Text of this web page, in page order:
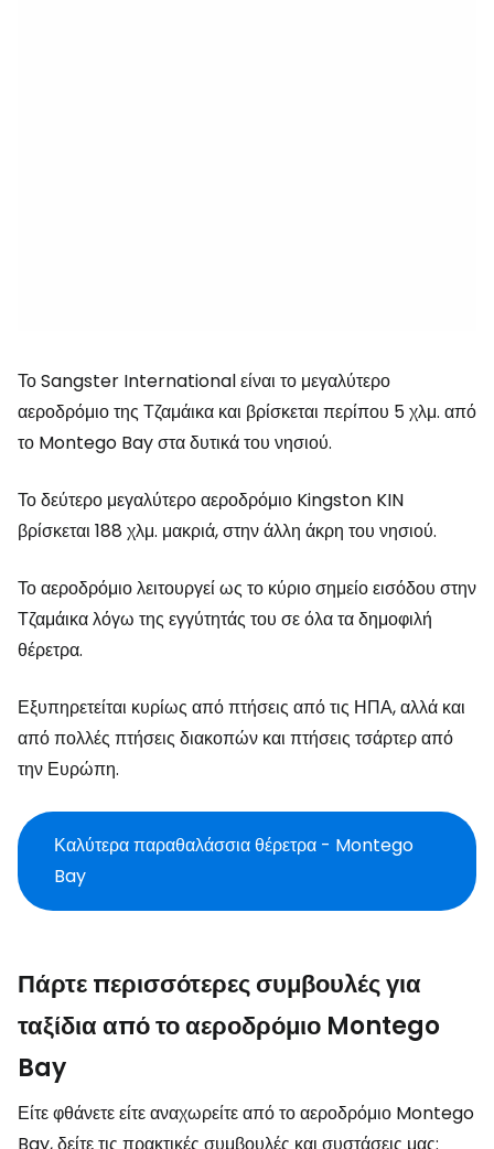
Το Sangster International είναι το μεγαλύτερο
αεροδρόμιο της Τζαμάικα και βρίσκεται περίπου 5 χλμ. από
το Montego Bay στα δυτικά του νησιού.
Το δεύτερο μεγαλύτερο αεροδρόμιο Kingston KIN
βρίσκεται 188 χλμ. μακριά, στην άλλη άκρη του νησιού.
Το αεροδρόμιο λειτουργεί ως το κύριο σημείο εισόδου στην
Τζαμάικα λόγω της εγγύτητάς του σε όλα τα δημοφιλή
θέρετρα.
Εξυπηρετείται κυρίως από πτήσεις από τις ΗΠΑ, αλλά και
από πολλές πτήσεις διακοπών και πτήσεις τσάρτερ από
την Ευρώπη.
Καλύτερα παραθαλάσσια θέρετρα - Montego
Bay
Πάρτε περισσότερες συμβουλές για
ταξίδια από το αεροδρόμιο Montego
Bay
Είτε φθάνετε είτε αναχωρείτε από το αεροδρόμιο Montego